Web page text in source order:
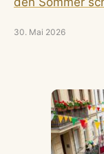
30. Mai 2026